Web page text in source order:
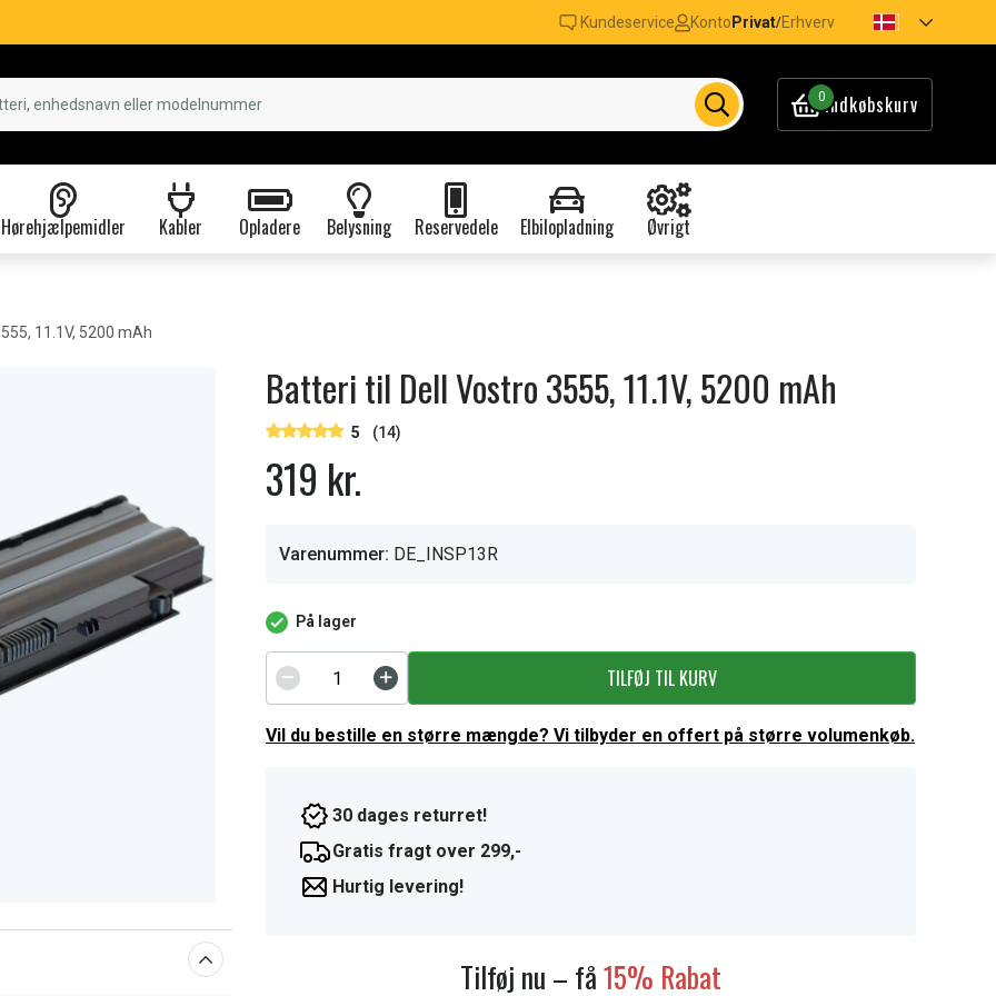
Kundeservice Konto Privat/Erhverv
0Indkøbskurv
Hørehjælpemidler Kabler Opladere Belysning Reservedele Elbilopladning Øvrigt
11.1V, 5200 mAh
Batteri til Dell Vostro 3555, 11.1V, 5200 mAh
5 (14)
319 kr.
Varenummer: DE_INSP13R
På lager
TILFØJ TIL KURV
Vil du bestille en større mængde? Vi tilbyder en offert på større volumenkøb.
30 dages returret!
Gratis fragt over 299,-
Hurtig levering!
Tilføj nu – få15% Rabat